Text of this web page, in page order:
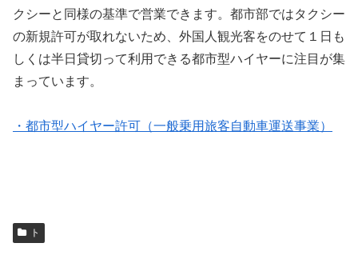
クシーと同様の基準で営業できます。都市部ではタクシー
の新規許可が取れないため、外国人観光客をのせて１日も
しくは半日貸切って利用できる都市型ハイヤーに注目が集
まっています。
・都市型ハイヤー許可（一般乗用旅客自動車運送事業）
ト